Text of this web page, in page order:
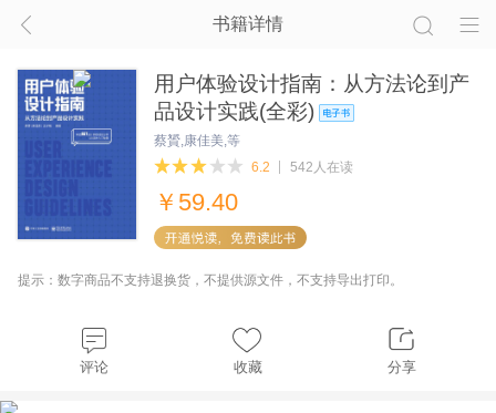
书籍详情
用户体验设计指南：从方法论到产
品设计实践(全彩)
蔡贇,康佳美,等
6.2
542人在读
￥ 59.40
提示：数字商品不支持退换货，不提供源文件，不支持导出打印。
评论 收藏 分享